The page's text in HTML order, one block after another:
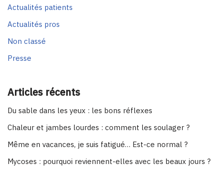
Actualités patients
Actualités pros
Non classé
Presse
Articles récents
Du sable dans les yeux : les bons réflexes
Chaleur et jambes lourdes : comment les soulager ?
Même en vacances, je suis fatigué… Est-ce normal ?
Mycoses : pourquoi reviennent-elles avec les beaux jours ?